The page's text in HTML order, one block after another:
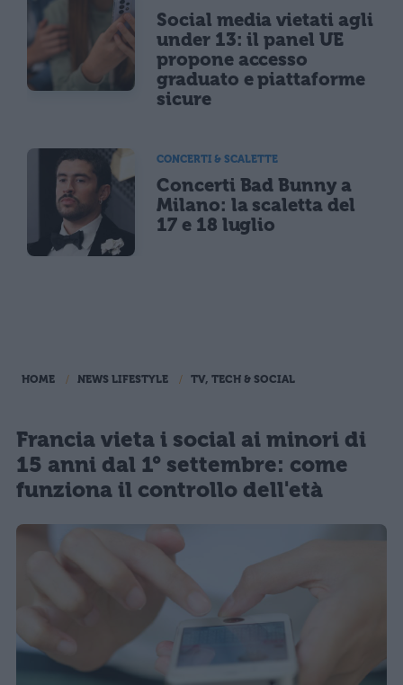
Social media vietati agli
under 13: il panel UE
propone accesso
graduato e piattaforme
sicure
CONCERTI & SCALETTE
Concerti Bad Bunny a
Milano: la scaletta del
17 e 18 luglio
HOME NEWS LIFESTYLE TV, TECH & SOCIAL
Francia vieta i social ai minori di
15 anni dal 1° settembre: come
funziona il controllo dell'età